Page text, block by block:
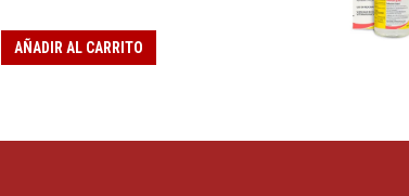
AÑADIR AL CARRITO